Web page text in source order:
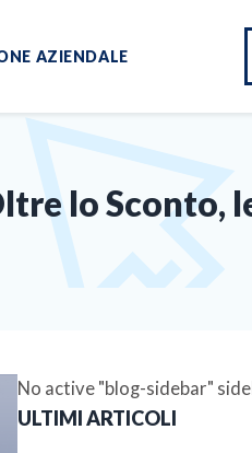
AZIENDALE
lo Sconto,
No active "blog-sidebar"
ULTIMI ARTICOLI